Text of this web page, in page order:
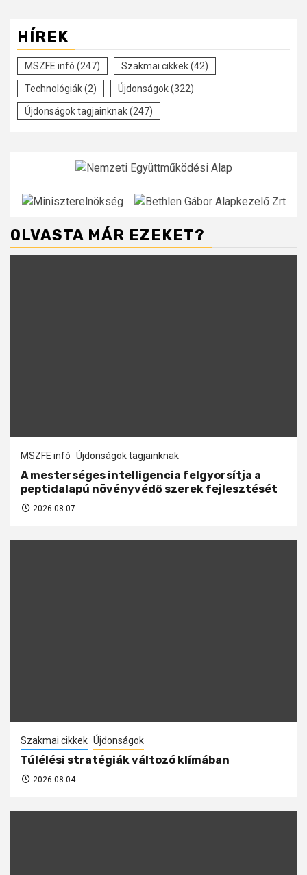
HÍREK
MSZFE infó (247) Szakmai cikkek(42)
Technológiák(2) Újdonságok(322)
Újdonságok tagjainknak(247)
OLVASTA MÁR EZEKET?
MSZFE infó Újdonságok tagjainknak
A mesterséges intelligencia felgyorsítja a
peptidalapú növényvédő szerek fejlesztését
2026-08-07
Szakmai cikkek Újdonságok
Túlélési stratégiák változó klímában
2026-08-04